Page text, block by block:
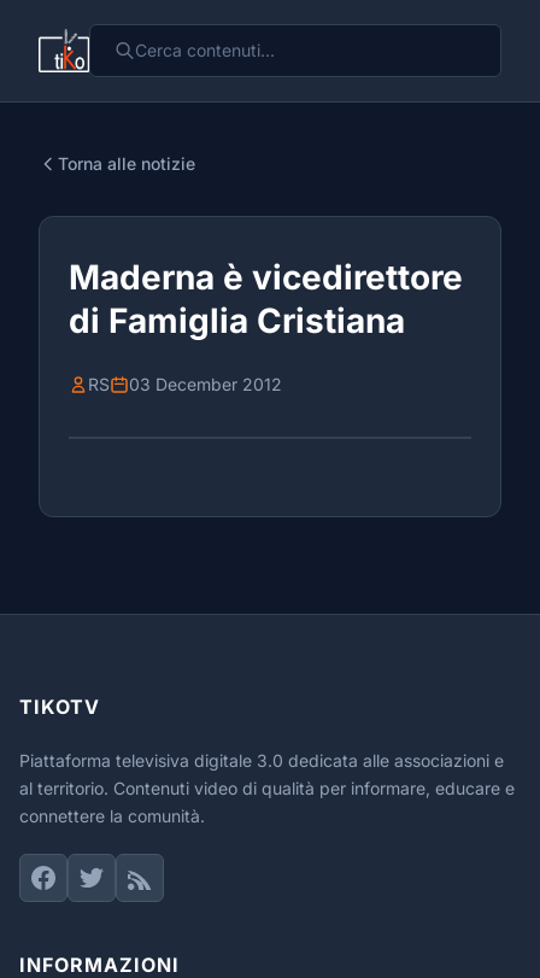
Torna alle notizie
Maderna è vicedirettore
di Famiglia Cristiana
RS 03 December 2012
TIKOTV
Piattaforma televisiva digitale 3.0 dedicata alle associazioni e
al territorio. Contenuti video di qualità per informare, educare e
connettere la comunità.
INFORMAZIONI